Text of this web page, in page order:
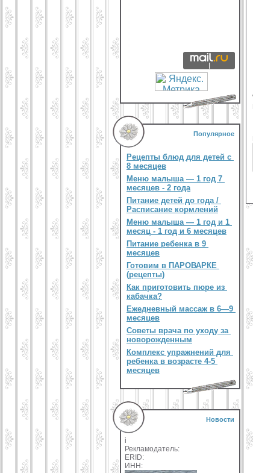
Популярное
Рецепты блюд для детей с
8 месяцев
Меню малыша — 1 год 7
месяцев - 2 года
Питание детей до года /
Расписание кормлений
Меню малыша — 1 год и 1
месяц - 1 год и 6 месяцев
Питание ребенка в 9
месяцев
Готовим в ПАРОВАРКЕ
(рецепты)
Как приготовить пюре из
кабачка?
Ежедневный массаж в 6—9
месяцев
Советы врача по уходу за
новорожденным
Комплекс упражнений для
ребенка в возрасте 4-5
месяцев
Новости
i
Рекламодатель:
ERID:
ИНН: